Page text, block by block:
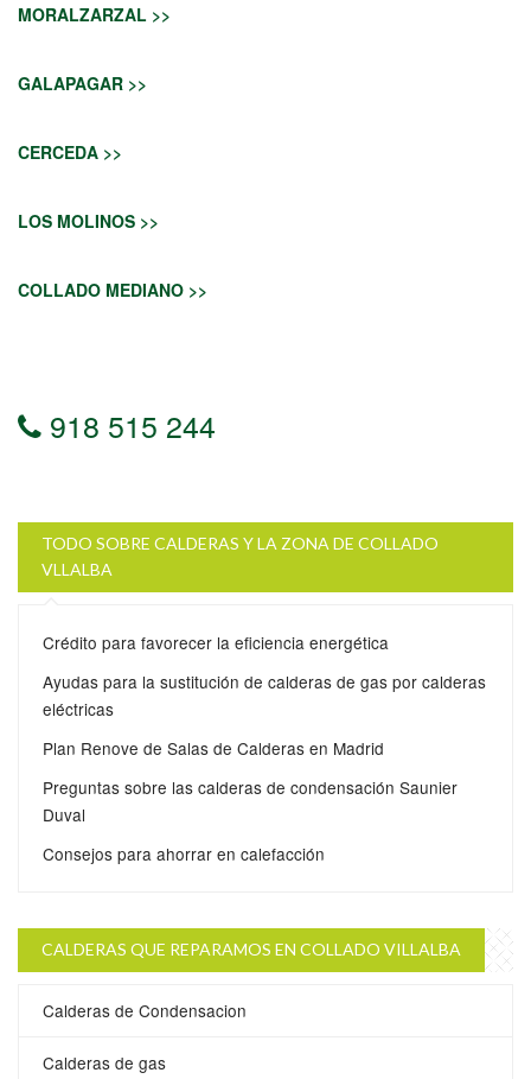
MORALZARZAL >>
GALAPAGAR >>
CERCEDA >>
LOS MOLINOS >>
COLLADO MEDIANO >>
918 515 244
TODO SOBRE CALDERAS Y LA ZONA DE COLLADO
VLLALBA
Crédito para favorecer la eficiencia energética
Ayudas para la sustitución de calderas de gas por calderas
eléctricas
Plan Renove de Salas de Calderas en Madrid
Preguntas sobre las calderas de condensación Saunier
Duval
Consejos para ahorrar en calefacción
CALDERAS QUE REPARAMOS EN COLLADO VILLALBA
Calderas de Condensacion
Calderas de gas